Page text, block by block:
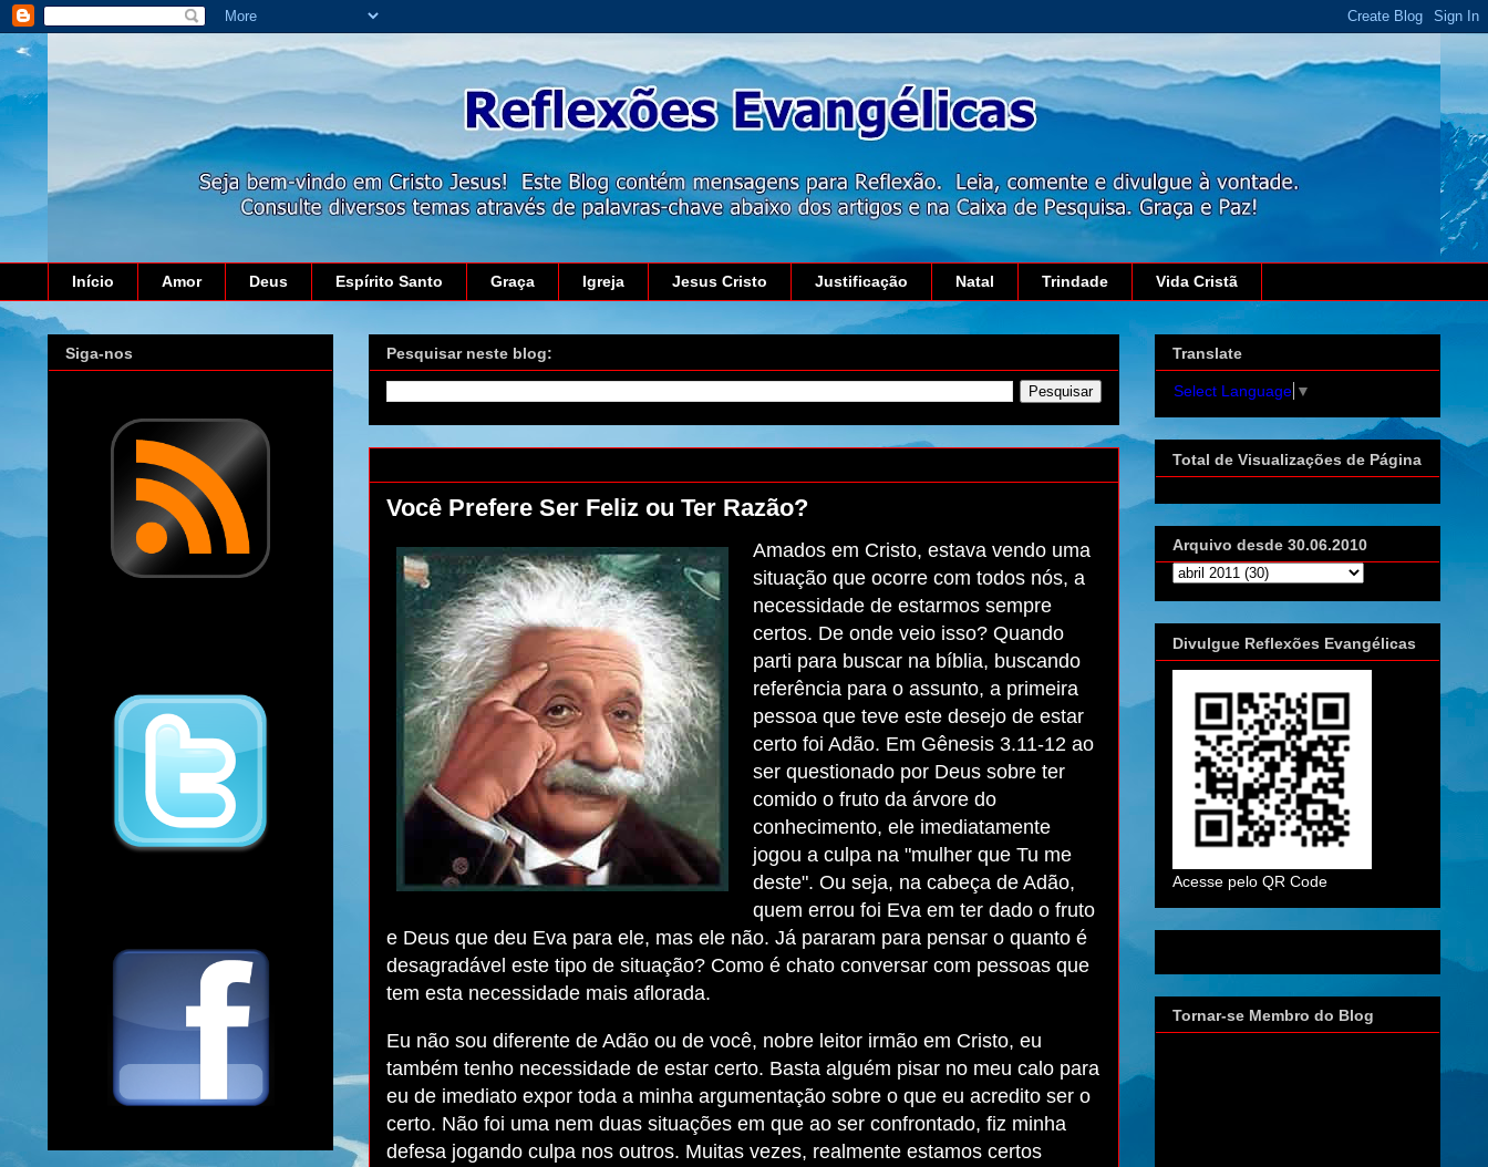
Início Amor Deus Espírito Santo Graça Igreja Jesus Cristo Justificação Natal Trindade Vida Cristã
Pesquisar neste blog:
Você Prefere Ser Feliz ou Ter Razão?
Amados em Cristo, estava vendo uma
situação que ocorre com todos nós, a
necessidade de estarmos sempre
certos. De onde veio isso? Quando
parti para buscar na bíblia, buscando
referência para o assunto, a primeira
pessoa que teve este desejo de estar
certo foi Adão. Em Gênesis 3.11-12 ao
ser questionado por Deus sobre ter
comido o fruto da árvore do
conhecimento, ele imediatamente
jogou a culpa na "mulher que Tu me
deste". Ou seja, na cabeça de Adão,
quem errou foi Eva em ter dado o fruto
e Deus que deu Eva para ele, mas ele não. Já pararam para pensar o quanto é
desagradável este tipo de situação? Como é chato conversar com pessoas que
tem esta necessidade mais aflorada.
Eu não sou diferente de Adão ou de você, nobre leitor irmão em Cristo, eu
também tenho necessidade de estar certo. Basta alguém pisar no meu calo para
eu de imediato expor toda a minha argumentação sobre o que eu acredito ser o
certo. Não foi uma nem duas situações em que ao ser confrontado, fiz minha
defesa jogando culpa nos outros. Muitas vezes, realmente estamos certos
Siga-nos Translate
Select Language ▼
Total de Visualizações de Página
Arquivo desde 30.06.2010
Divulgue Reflexões Evangélicas
Acesse pelo QR Code
Tornar-se Membro do Blog